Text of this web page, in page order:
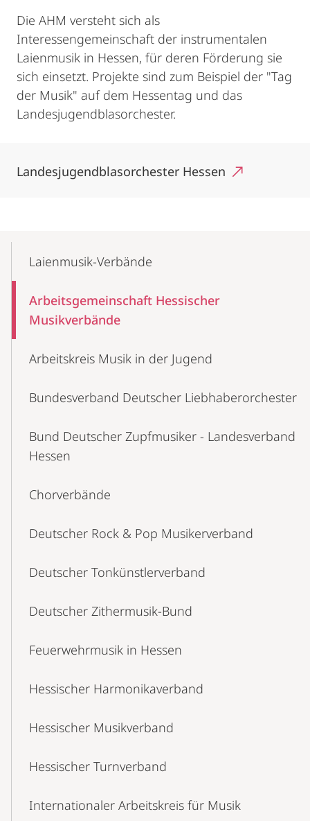
Die AHM versteht sich als
Interessengemeinschaft der instrumentalen
Laienmusik in Hessen, für deren Förderung sie
sich einsetzt. Projekte sind zum Beispiel der "Tag
der Musik" auf dem Hessentag und das
Landesjugendblasorchester.
Landesjugendblasorchester Hessen
NavigationLaienmusik-Verbände
Arbeitsgemeinschaft Hessischer
Musikverbände
Arbeitskreis Musik in der Jugend
Bundesverband Deutscher Liebhaberorchester
Bund Deutscher Zupfmusiker - Landesverband
Hessen
Chorverbände
Deutscher Rock & Pop Musikerverband
Deutscher Tonkünstlerverband
Deutscher Zithermusik-Bund
Feuerwehrmusik in Hessen
Hessischer Harmonikaverband
Hessischer Musikverband
Hessischer Turnverband
Internationaler Arbeitskreis für Musik